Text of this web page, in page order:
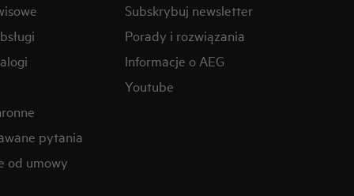
pytania
od umowy
Subskrybuj newsletter
Porady i rozwiązania
Informacje o AEG
Youtube